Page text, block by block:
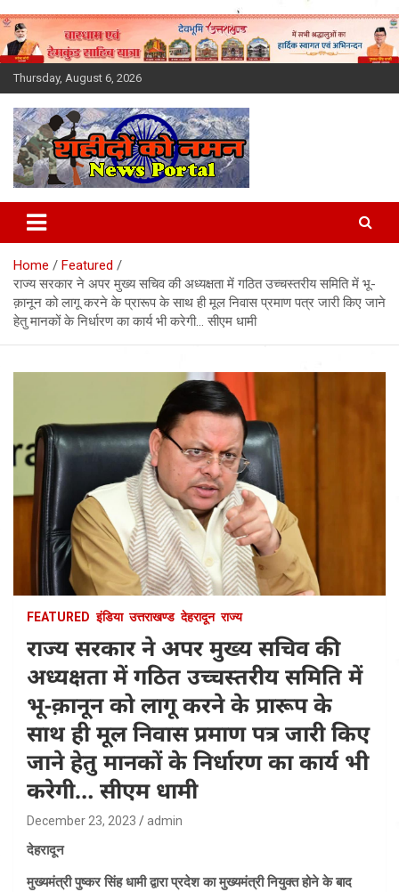
Skip
to
content
Thursday, August 6, 2026
Latest News Today, Breaking
News, Uttarakhand News in
Hindi
Home
Featured
राज्य सरकार ने अपर मुख्य सचिव की अध्यक्षता में गठित उच्चस्तरीय समिति में भू-
क़ानून को लागू करने के प्रारूप के साथ ही मूल निवास प्रमाण पत्र जारी किए जाने
हेतु मानकों के निर्धारण का कार्य भी करेगी… सीएम धामी
FEATURED इंडिया उत्तराखण्ड देहरादून राज्य
राज्य सरकार ने अपर मुख्य सचिव की
अध्यक्षता में गठित उच्चस्तरीय समिति में
भू-क़ानून को लागू करने के प्रारूप के
साथ ही मूल निवास प्रमाण पत्र जारी किए
जाने हेतु मानकों के निर्धारण का कार्य भी
करेगी… सीएम धामी
December 23, 2023 admin
देहरादून
मुख्यमंत्री पुष्कर सिंह धामी द्वारा प्रदेश का मुख्यमंत्री नियुक्त होने के बाद